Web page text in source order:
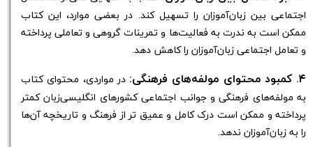
اجتماعی بین زبان‌آموزان را تسهیل کند. در بعضی موارد، این کتاب
ممکن است به ندرت به فعالیت‌ها و تمرینات گروهی و تعاملی پرداخته
و تعامل اجتماعی زبان‌آموزان را کاهش دهد.
۴. کمبود محتوای مولفه‌های فرهنگی:
در مواردی، محتوای کتاب
به مولفه‌های فرهنگی و جوانب اجتماعی کشورهای انگلیسی‌زبان کمتر
پرداخته و ممکن است درک کامل و عمیق تر از فرهنگ و تاریخچه آن‌ها
را به زبان‌آموزان ندهد.